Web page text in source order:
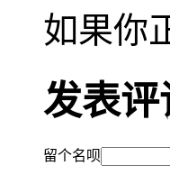
如果你
发表评
留个名呗